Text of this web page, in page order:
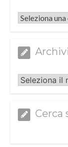
Categorie
Archivi
Archivi